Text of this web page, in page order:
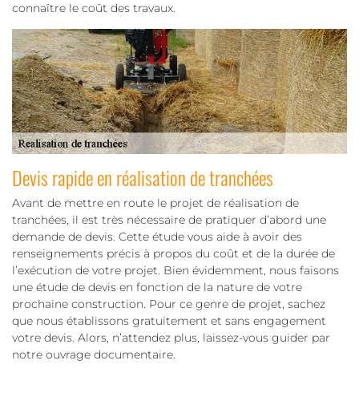
connaître le coût des travaux.
Devis rapide en réalisation de tranchées
Avant de mettre en route le projet de réalisation de
tranchées, il est très nécessaire de pratiquer d’abord une
demande de devis. Cette étude vous aide à avoir des
renseignements précis à propos du coût et de la durée de
l’exécution de votre projet. Bien évidemment, nous faisons
une étude de devis en fonction de la nature de votre
prochaine construction. Pour ce genre de projet, sachez
que nous établissons gratuitement et sans engagement
votre devis. Alors, n’attendez plus, laissez-vous guider par
notre ouvrage documentaire.